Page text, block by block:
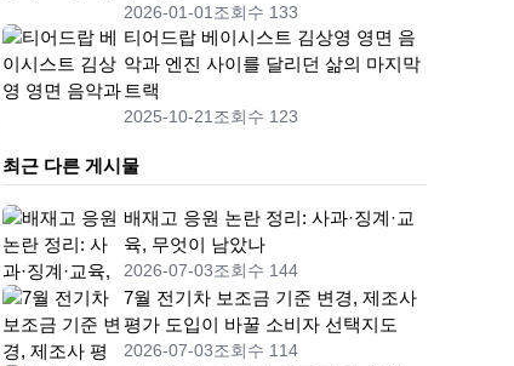
2026-01-01 조회수 133
티어드랍 베이시스트 김상영 영면 음
악과 엔진 사이를 달리던 삶의 마지막
트랙
2025-10-21 조회수 123
최근 다른 게시물
배재고 응원 논란 정리: 사과·징계·교
육, 무엇이 남았나
2026-07-03조회수 144
7월 전기차 보조금 기준 변경, 제조사
평가 도입이 바꿀 소비자 선택지도
2026-07-03조회수 114